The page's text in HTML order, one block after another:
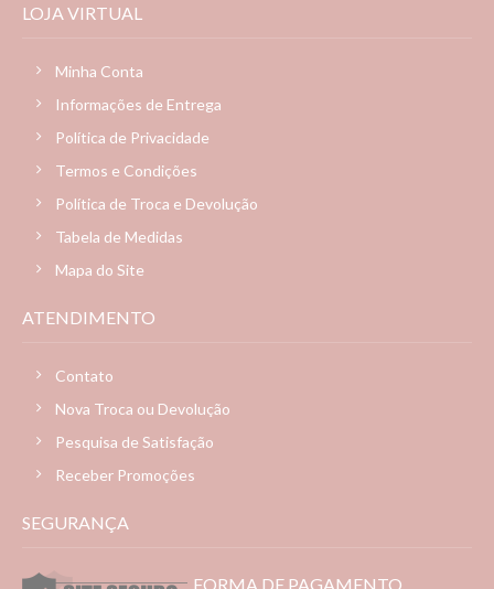
LOJA VIRTUAL
Minha Conta
Informações de Entrega
Política de Privacidade
Termos e Condições
Política de Troca e Devolução
Tabela de Medidas
Mapa do Site
ATENDIMENTO
Contato
Nova Troca ou Devolução
Pesquisa de Satisfação
Receber Promoções
SEGURANÇA
FORMA DE PAGAMENTO